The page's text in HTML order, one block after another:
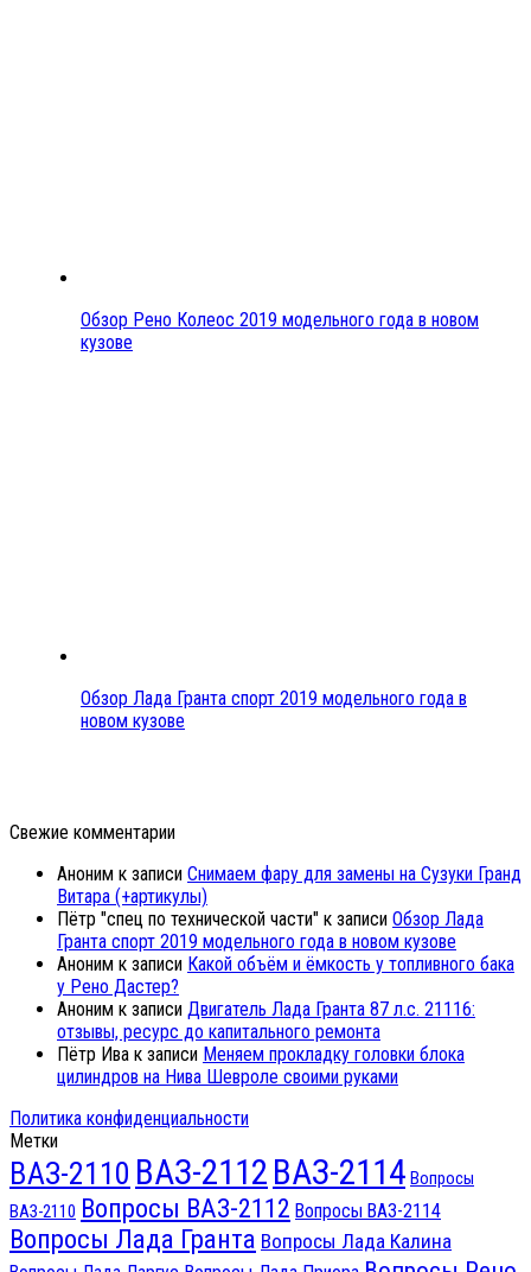
Обзор Рено Колеос 2019 модельного года в новом
кузове
Обзор Лада Гранта спорт 2019 модельного года в
новом кузове
Свежие комментарии
Аноним к записи Снимаем фару для замены на Сузуки Гранд
Витара (+артикулы)
Пётр "спец по технической части" к записи Обзор Лада
Гранта спорт 2019 модельного года в новом кузове
Аноним к записи Какой объём и ёмкость у топливного бака
у Рено Дастер?
Аноним к записи Двигатель Лада Гранта 87 л.с. 21116:
отзывы, ресурс до капитального ремонта
Пётр Ива к записи Меняем прокладку головки блока
цилиндров на Нива Шевроле своими руками
Политика конфиденциальности
Метки
ВАЗ-2110 ВАЗ-2112 ВАЗ-2114 Вопросы
ВАЗ-2110 Вопросы ВАЗ-2112 Вопросы ВАЗ-2114
Вопросы Лада Гранта Вопросы Лада Калина